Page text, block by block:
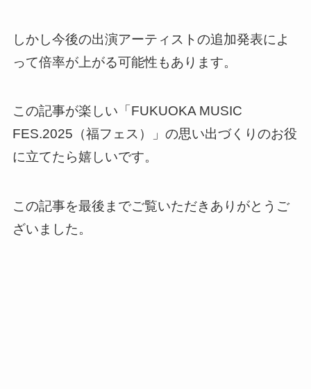
しかし今後の出演アーティストの追加発表によ
って倍率が上がる可能性もあります。
この記事が楽しい「FUKUOKA MUSIC
FES.2025（福フェス）」の思い出づくりのお役
に立てたら嬉しいです。
この記事を最後までご覧いただきありがとうご
ざいました。